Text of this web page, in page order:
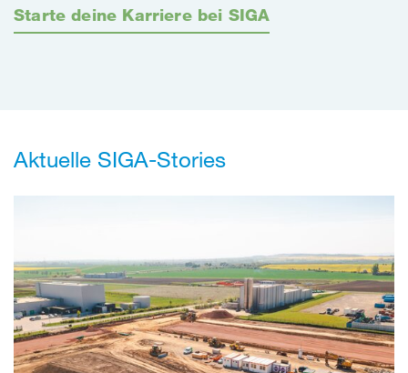
Starte deine Karriere bei SIGA
Aktuelle SIGA-Stories